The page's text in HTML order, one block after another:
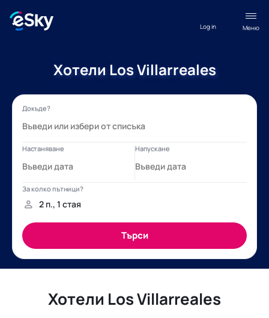
Меню
Log in
Хотели Los Villarreales
Хотели Los Villarreales